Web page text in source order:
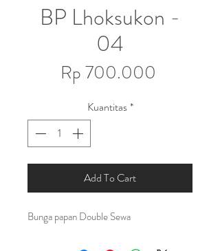
BP Lhoksukon -
04
Rp 700.000
Kuantitas*
Add To Cart
Bunga papan Double Sewa